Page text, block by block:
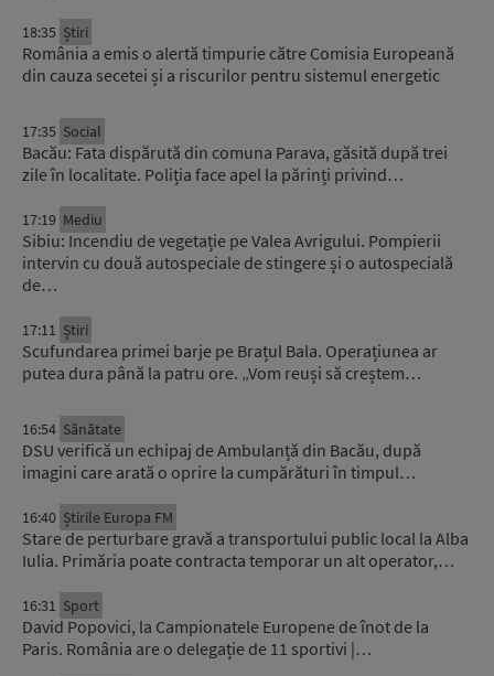
18:35 Știri
România a emis o alertă timpurie către Comisia Europeană
din cauza secetei și a riscurilor pentru sistemul energetic
17:35 Social
Bacău: Fata dispărută din comuna Parava, găsită după trei
zile în localitate. Poliția face apel la părinți privind…
17:19 Mediu
Sibiu: Incendiu de vegetație pe Valea Avrigului. Pompierii
intervin cu două autospeciale de stingere și o autospecială
de…
17:11 Știri
Scufundarea primei barje pe Brațul Bala. Operațiunea ar
putea dura până la patru ore. „Vom reuși să creștem…
16:54 Sănătate
DSU verifică un echipaj de Ambulanță din Bacău, după
imagini care arată o oprire la cumpărături în timpul…
16:40 Știrile Europa FM
Stare de perturbare gravă a transportului public local la Alba
Iulia. Primăria poate contracta temporar un alt operator,…
16:31 Sport
David Popovici, la Campionatele Europene de înot de la
Paris. România are o delegație de 11 sportivi |…